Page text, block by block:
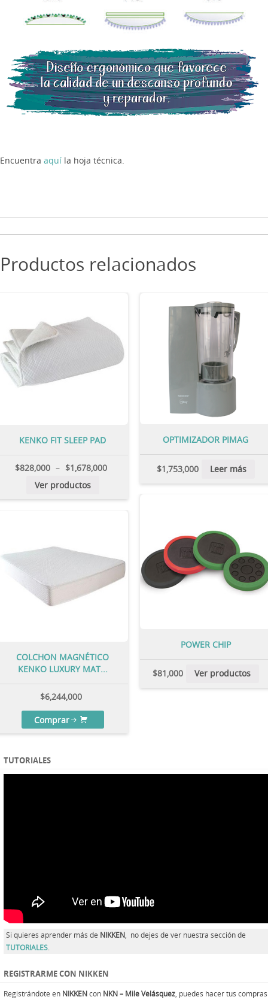
Encuentra aquí la hoja técnica.
Productos relacionados
KENKO FIT SLEEP PAD
$828,000 – $1,678,000
Ver productos
OPTIMIZADOR PIMAG
$1,753,000 Leer más
POWER CHIP
$81,000 Ver productos
COLCHON MAGNÉTICO
KENKO LUXURY MAT...
$6,244,000
Comprar
TUTORIALES
Si quieres aprender más de NIKKEN , no dejes de ver nuestra sección de
TUTORIALES
REGISTRARME CON NIKKEN
Registrándote en NIKKENcon NKN – Mile Velásquez , puedes hacer tus compras